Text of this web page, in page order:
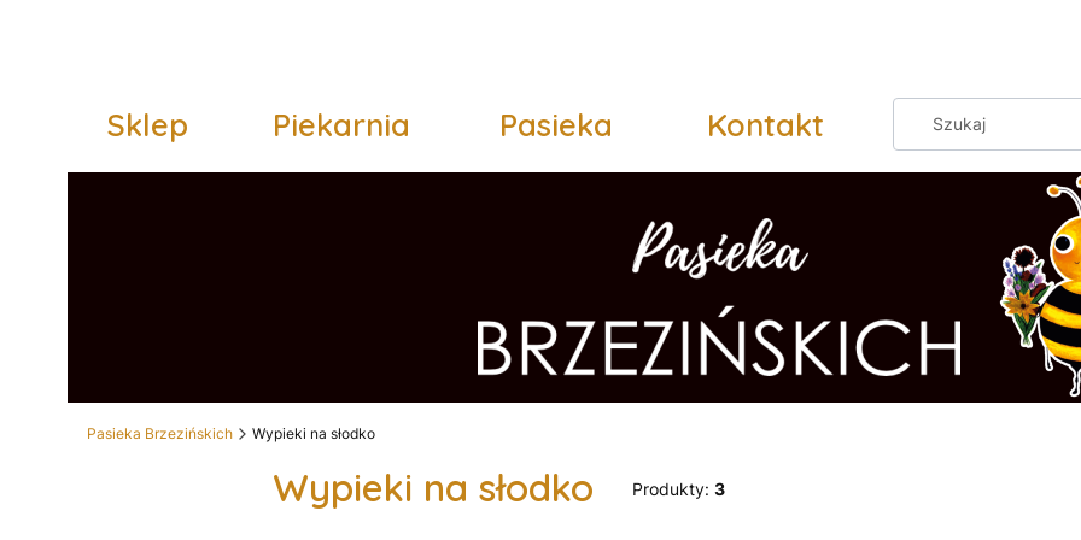
Sklep Piekarnia Pasieka Kontakt
Pasieka Brzezińskich Wypieki na słodko
Wypieki na słodko Produkty: 3